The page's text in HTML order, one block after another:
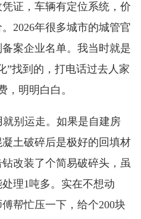
证，车辆有定位系统，价
2026年很多城市的城管官
案企业名单。我当时就是
”找到的，打电话过去人家
，明明白白。
别运走。如果是自建房
土破碎后是极好的回填材
改装了个简易破碎头，虽
理1吨多。实在不想动
帮忙压一下，给个200块